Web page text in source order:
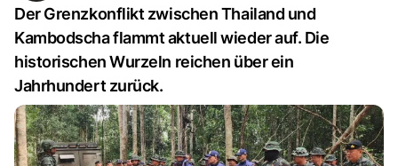
Der Grenzkonflikt zwischen Thailand und
Kambodscha flammt aktuell wieder auf. Die
historischen Wurzeln reichen über ein
Jahrhundert zurück.